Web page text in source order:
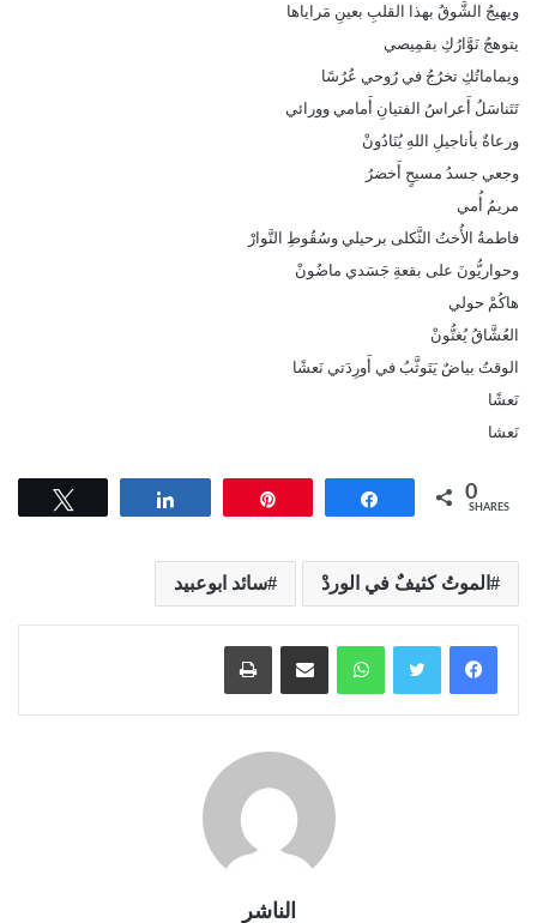
ويهيجُ الشَّوقُ بهذا القلبِ بعينِ مَراياها
يتوهجُ نَوَّارُكِ بقمِيصي
ويماماتُكِ تخرُجُ في رُوحي عُرُسًا
تَتَناسَلُ أَعراسُ الفتيانِ أَمامي وورائي
ورعاةٌ بأناجيلِ اللهِ يُنَادُونْ
وجعي جسدُ مسيحٍ أَخضرُ
مريمُ أُمي
فاطمةُ الأُختُ الثَّكلى برحيلي وسُقُوطِ النَّوارْ
وحواريُّونَ على بقعةِ جَسَدي ماضُونْ
هاكُمْ حولي
العُشَّاقُ يُغنُّونْ
الوقتُ بياضٌ يَتَوثَّبُ في أَورِدَتي نَعشًا
نَعشًا
نَعشا
Share 0
SHARES
الموتُ كثيفٌ في الوردْ سائد ابوعبيد
واتساب مشاركة عبر البريد طباعة
الناشر